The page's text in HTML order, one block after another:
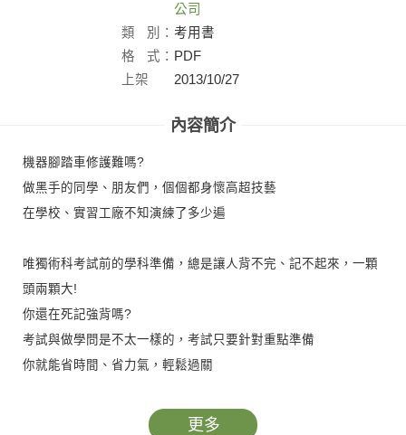
公司
類
別： 考用書
格
式： PDF
上架
2013/10/27
內容簡介
機器腳踏車修護難嗎?
做黑手的同學、朋友們，個個都身懷高超技藝
在學校、實習工廠不知演練了多少遍
唯獨術科考試前的學科準備，總是讓人背不完、記不起來，一顆
頭兩顆大!
你還在死記強背嗎?
考試與做學問是不太一樣的，考試只要針對重點準備
你就能省時間、省力氣，輕鬆過關
用最淺顯的話語來說明解釋，讓讀者們見題就可直覺作答，得心
更多